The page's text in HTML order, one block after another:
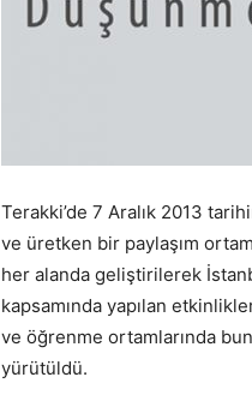
Terakki’de 7 Aralık 2013
ve üretken bir paylaşım
her alanda geliştirilerek
kapsamında yapılan
ve öğrenme ortamlarında
yürütüldü.